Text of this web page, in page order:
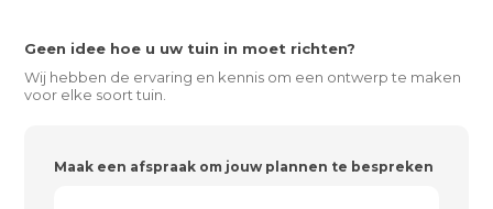
Geen idee hoe u uw tuin in moet richten?
Wij hebben de ervaring en kennis om een ontwerp te maken
voor elke soort tuin.
Maak een afspraak om jouw plannen te bespreken